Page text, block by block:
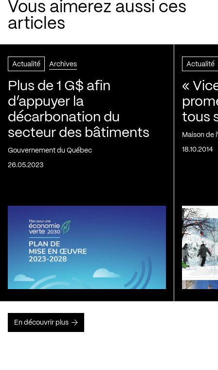
Vous aimerez aussi ces
articles
Actualité Archives
Plus de 1 G$ afin
d’appuyer la
décarbonation du
secteur des bâtiments
Gouvernement du Québec
26.05.2023
Actualité
«
tous
Maison de
18.10.2014
En découvrir plus